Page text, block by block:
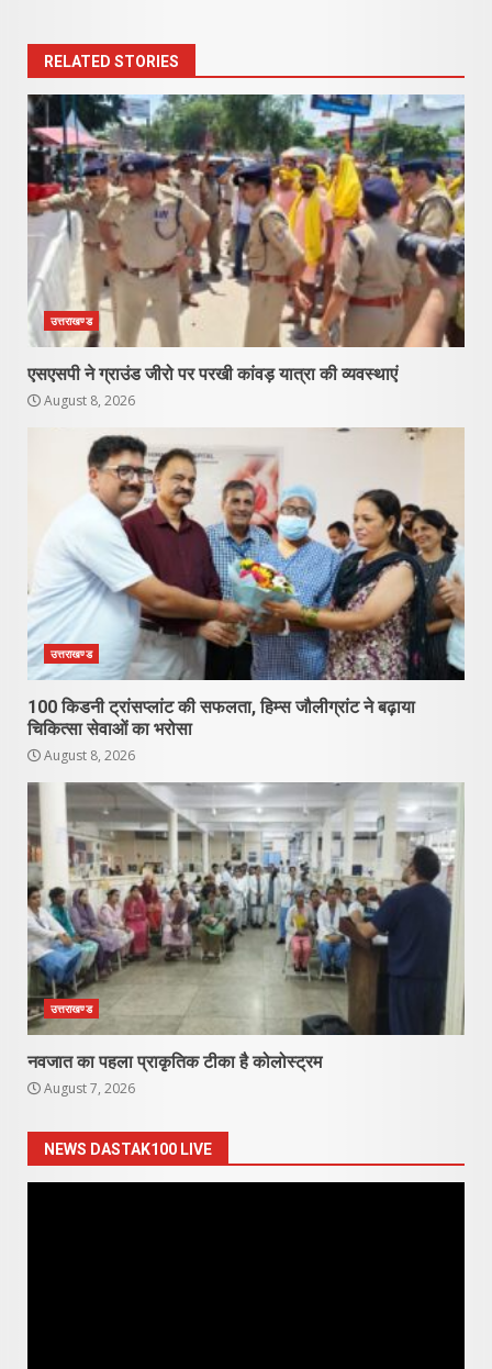
RELATED STORIES
उत्तराखण्ड
एसएसपी ने ग्राउंड जीरो पर परखी कांवड़ यात्रा की व्यवस्थाएं
August 8, 2026
उत्तराखण्ड
100 किडनी ट्रांसप्लांट की सफलता, हिम्स जौलीग्रांट ने बढ़ाया
चिकित्सा सेवाओं का भरोसा
August 8, 2026
उत्तराखण्ड
नवजात का पहला प्राकृतिक टीका है कोलोस्ट्रम
August 7, 2026
NEWS DASTAK100 LIVE